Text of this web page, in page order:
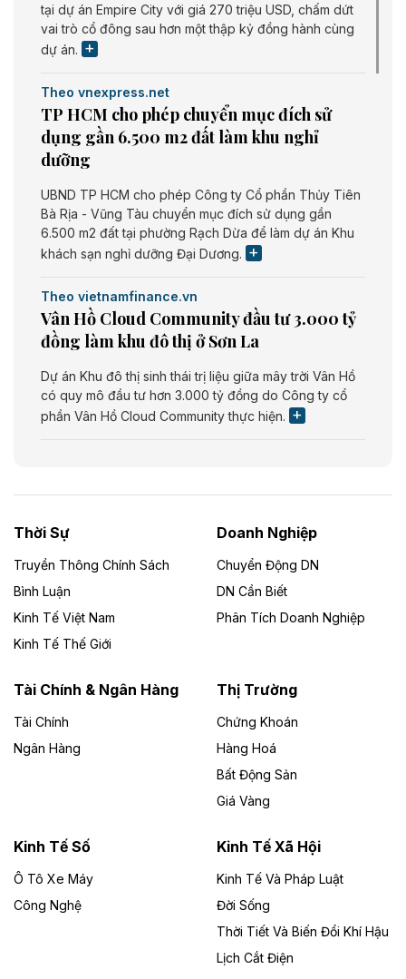
tại dự án Empire City với giá 270 triệu USD, chấm dứt
vai trò cổ đông sau hơn một thập kỷ đồng hành cùng
dự án.
Theo vnexpress.net
TP HCM cho phép chuyển mục đích sử
dụng gần 6.500 m2 đất làm khu nghỉ
dưỡng
UBND TP HCM cho phép Công ty Cổ phần Thủy Tiên
Bà Rịa - Vũng Tàu chuyển mục đích sử dụng gần
6.500 m2 đất tại phường Rạch Dừa để làm dự án Khu
khách sạn nghỉ dưỡng Đại Dương.
Theo vietnamfinance.vn
Vân Hồ Cloud Community đầu tư 3.000 tỷ
đồng làm khu đô thị ở Sơn La
Dự án Khu đô thị sinh thái trị liệu giữa mây trời Vân Hồ
có quy mô đầu tư hơn 3.000 tỷ đồng do Công ty cổ
phần Vân Hồ Cloud Community thực hiện.
Dự án Nhà máy xử lý rác và phát điện Bắc Giang do
Công ty TNHH Năng lượng môi trường Bắc Giang làm
Theo vietnamfinance.vn
Đức Long Gia Lai mở rộng ‘hệ sinh thái’
Lai
Bốn doanh nghiệp có sự góp vốn của Công ty Cổ
phần Tập đoàn Đức Long Gia Lai (HoSE: DLG) được
Gia Lai với tổng vốn hơn 4.750 tỷ đồng.
Đồng Nai cho thuê gần 59 ha đất làm khu
công nghiệp ở Long Thành
UBND TP Đồng Nai cho Công ty Amata thuê gần 59 ha
đất để đầu tư khu công nghiệp công nghệ cao Long
Thời Sự
Truyền Thông Chính Sách
Bình Luận
Kinh Tế Việt Nam
Kinh Tế Thế Giới
Doanh Nghiệp
Chuyển Động DN
DN Cần Biết
Phân Tích Doanh Nghiệp
Tài Chính & Ngân Hàng
Tài Chính
Ngân Hàng
Thị Trường
Chứng Khoán
Hàng Hoá
Bất Động Sản
Giá Vàng
Kinh Tế Số
Ô Tô Xe Máy
Công Nghệ
Kinh Tế Xã Hội
Kinh Tế Và Pháp Luật
Đời Sống
Thời Tiết Và Biến Đổi Khí Hậu
Lịch Cắt Điện